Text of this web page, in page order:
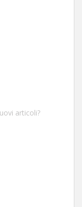
articoli?